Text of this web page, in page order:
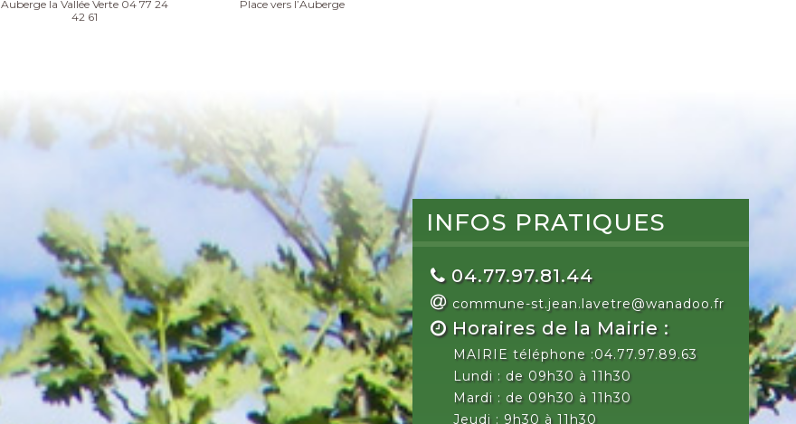
Auberge la Vallée Verte 04 77 24
42 61
Place vers l’Auberge
INFOS PRATIQUES
04.77.97.81.44
commune-st.jean.lavetre@wanadoo.fr
Horaires de la Mairie :
MAIRIE téléphone :04.77.97.89.63
Lundi : de 09h30 à 11h30
Mardi : de 09h30 à 11h30
Jeudi : 9h30 à 11h30